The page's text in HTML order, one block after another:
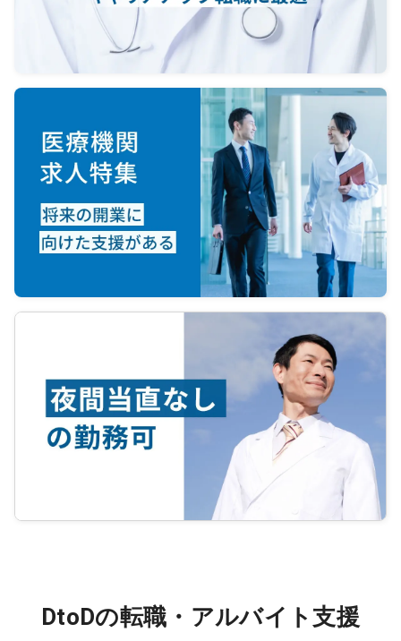
DtoDの転職・アルバイト支援